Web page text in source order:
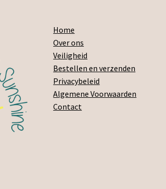
Home
Over ons
Veiligheid
Bestellen en verzenden
Privacybeleid
Algemene Voorwaarden
Contact